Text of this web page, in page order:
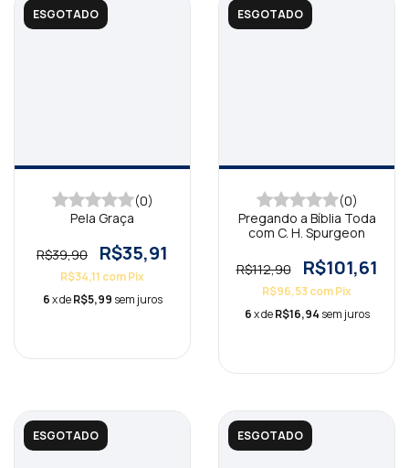
ESGOTADO
(0)
Pela Graça
R$39,90 R$35,91
R$34,11 comPix
6x deR$5,99 sem juros
ESGOTADO
(0)
Pregando a Bíblia Toda
com C. H. Spurgeon
R$112,90 R$101,61
R$96,53comPix
6x deR$16,94 sem juros
ESGOTADO ESGOTADO